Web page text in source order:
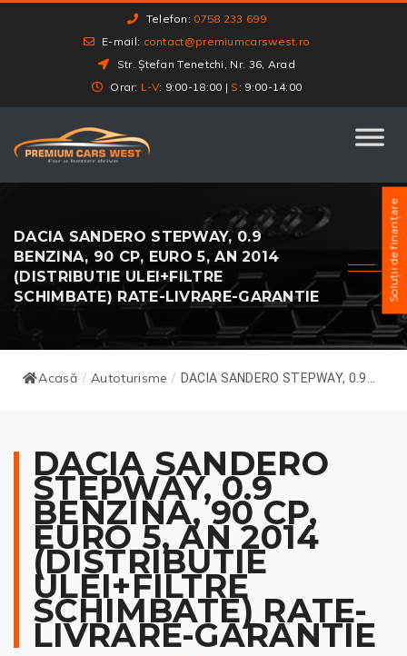
Telefon: 0758 233 699
E-mail: contact@premiumcarswest.ro
Str. Ștefan Tenetchi, Nr. 36, Arad
Orar: L-V: 9:00-18:00 | S : 9:00-14:00
DACIA SANDERO STEPWAY, 0.9
BENZINA, 90 CP, EURO 5, AN 2014
(DISTRIBUTIE ULEI+FILTRE
SCHIMBATE) RATE-LIVRARE-GARANTIE
Acasă / Autoturisme / DACIA SANDERO STEPWAY, 0.9...
DACIA SANDERO
STEPWAY, 0.9
BENZINA, 90 CP,
EURO 5, AN 2014
(DISTRIBUTIE
ULEI+FILTRE
SCHIMBATE) RATE-
LIVRARE-GARANTIE
Soluții de finanțare